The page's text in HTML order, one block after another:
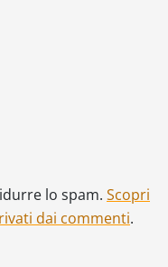
lo spam. Scopri
dai commenti.